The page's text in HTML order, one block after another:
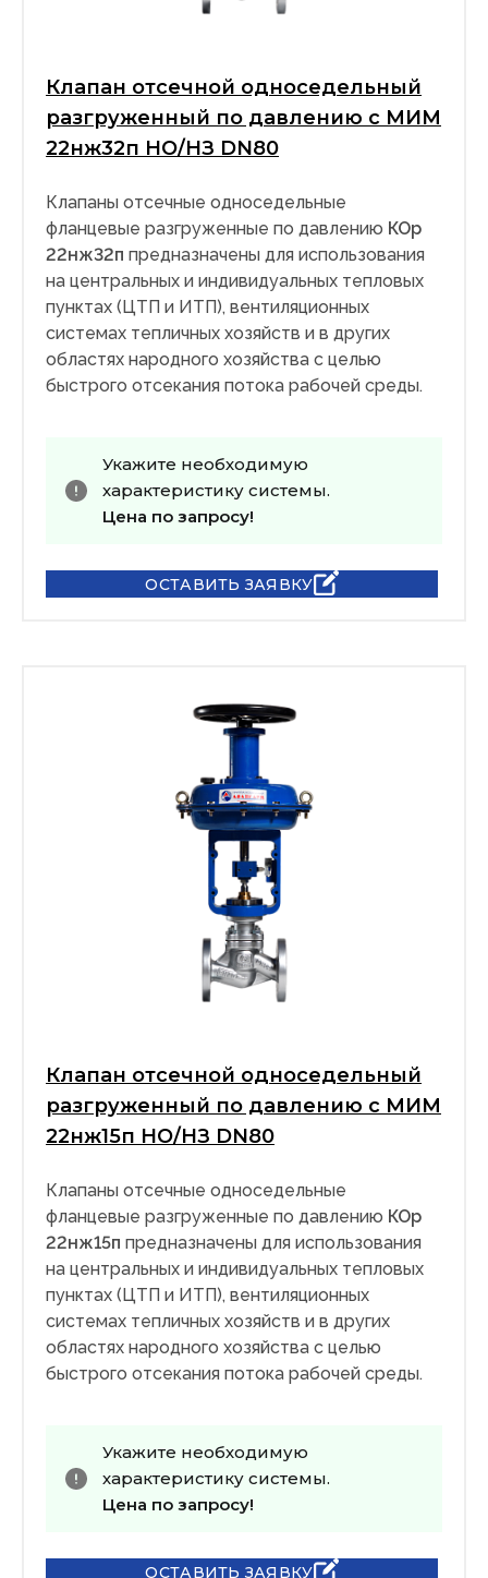
Клапан отсечной односедельный
разгруженный по давлению с МИМ
22нж32п НО/НЗ DN80
Клапаны отсечные односедельные
фланцевые разгруженные по давлению КОр
22нж32п предназначены для использования
на центральных и индивидуальных тепловых
пунктах (ЦТП и ИТП), вентиляционных
системах тепличных хозяйств и в других
областях народного хозяйства с целью
быстрого отсекания потока рабочей среды.
Укажите необходимую
характеристику системы.
Цена по запросу!
ОСТАВИТЬ ЗАЯВКУ
Клапан отсечной односедельный
разгруженный по давлению с МИМ
22нж15п НО/НЗ DN80
Клапаны отсечные односедельные
фланцевые разгруженные по давлению КОр
22нж15п предназначены для использования
на центральных и индивидуальных тепловых
пунктах (ЦТП и ИТП), вентиляционных
системах тепличных хозяйств и в других
областях народного хозяйства с целью
быстрого отсекания потока рабочей среды.
Укажите необходимую
характеристику системы.
Цена по запросу!
ОСТАВИТЬ ЗАЯВКУ